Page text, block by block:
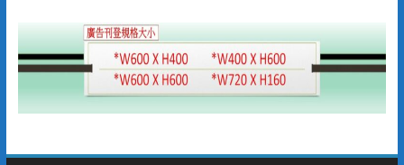
方埋伏收網 查扣手機揪出幕後
黑手